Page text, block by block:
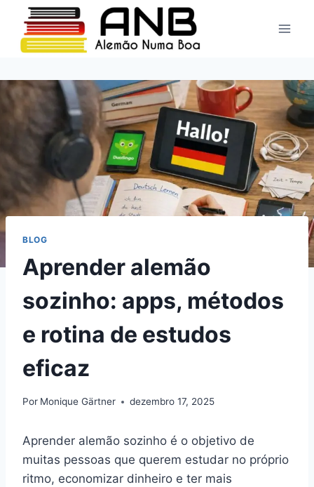
para
BLOG
Aprender alemão
sozinho: apps, métodos
e rotina de estudos
eficaz
Por Monique Gärtner dezembro 17, 2025
Aprender alemão sozinho é o objetivo de
muitas pessoas que querem estudar no próprio
ritmo, economizar dinheiro e ter mais